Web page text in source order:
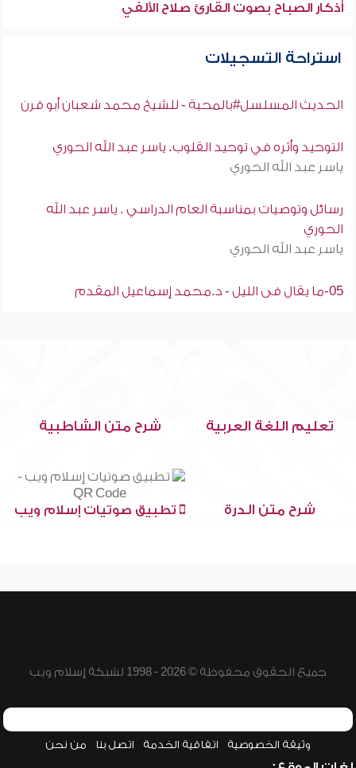
أذكار الصباح بصوت القارئ صلاح الألفي
استراحة التسجيلات
الحديث المسلسل#بالمحبة - للشيخ محمد شعبان أبو قرن
التوحيد وأثره في توحيد القلوب. ياسر عبد الله الحوري
ياسر عبد الله الحوري
رسائل وتوصيات بمناسبة العام الدراسي . ياسر عبد الله
الحوري
ياسر عبد الله الحوري
05-ما يقال فى الليل - د.محمد إسماعيل المقدم
تعليم اللغة العربية شرح متن الشاطبية
شرح متن الدرة تطبيق صوتيات إسلام ويب
جميع الحقوق محفوظة © 2026 - 1998 لشبكة إسلام ويب
وثيقة الخصوصية اتفاقية الخدمة اتصل بنا من نحن